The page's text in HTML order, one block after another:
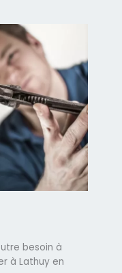
besoin à
à Lathuy en